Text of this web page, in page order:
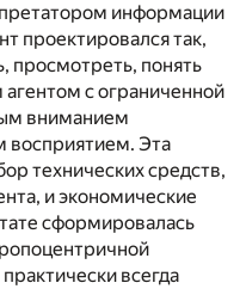
информации
проектировался так,
просмотреть, понять
агентом с ограниченной
вниманием
восприятием. Эта
технических средств,
и экономические
сформировалась
всегда